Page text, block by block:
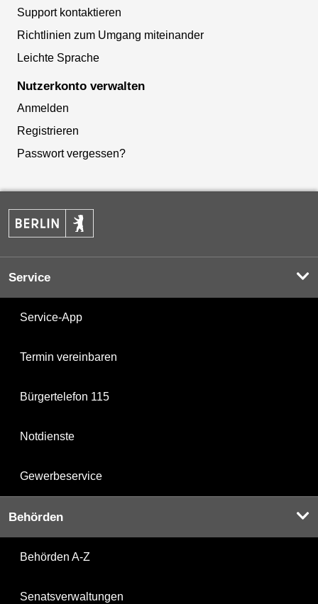
Support kontaktieren
Richtlinien zum Umgang miteinander
Leichte Sprache
Nutzerkonto verwalten
Anmelden
Registrieren
Passwort vergessen?
Service
Service-App
Termin vereinbaren
Bürgertelefon 115
Notdienste
Gewerbeservice
Behörden
Behörden A-Z
Senatsverwaltungen